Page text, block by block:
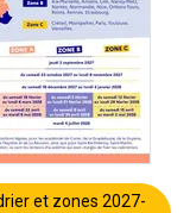
et zones 2027-